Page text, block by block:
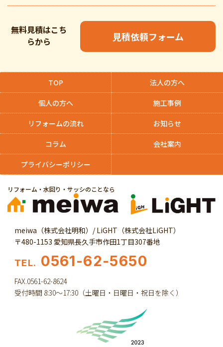
無料見積はこち
らから
見積依頼フォーム
リフォーム・水回り・サッシのことなら
meiwa（株式会社明和）/ LiGHT（株式会社LiGHT）
〒480-1153 愛知県長久手市作田1丁目307番地
TEL. 0561-62-5650
FAX.0561-62-8624
受付時間 8:30～17:30（土曜日・日曜日・祝日を除く）
TOP 法人の方へ
個人の方へ 施工事例
リフォームの流れ お知らせ
コラム 会社案内
プライバシーポリシー